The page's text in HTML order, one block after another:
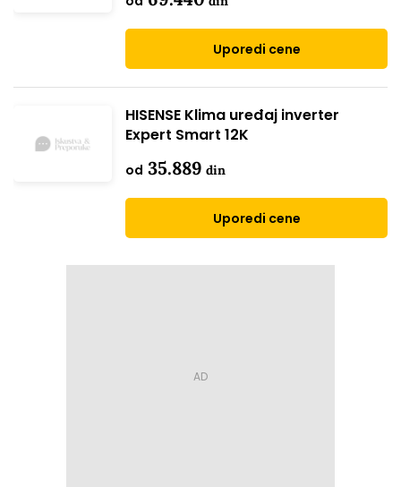
Uporedi cene
HISENSE Klima uređaj inverter
Expert Smart 12K
od 35.889 din
Uporedi cene